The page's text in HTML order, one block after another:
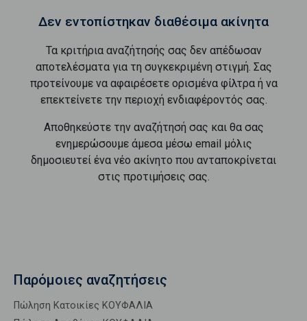
Δεν εντοπίστηκαν διαθέσιμα ακίνητα
Τα κριτήρια αναζήτησής σας δεν απέδωσαν
αποτελέσματα για τη συγκεκριμένη στιγμή. Σας
προτείνουμε να αφαιρέσετε ορισμένα φίλτρα ή να
επεκτείνετε την περιοχή ενδιαφέροντός σας.
Αποθηκεύστε την αναζήτησή σας και θα σας
ενημερώσουμε άμεσα μέσω email μόλις
δημοσιευτεί ένα νέο ακίνητο που ανταποκρίνεται
στις προτιμήσεις σας.
Παρόμοιες αναζητήσεις
Πώληση Κατοικίες ΚΟΥΦΑΛΙΑ